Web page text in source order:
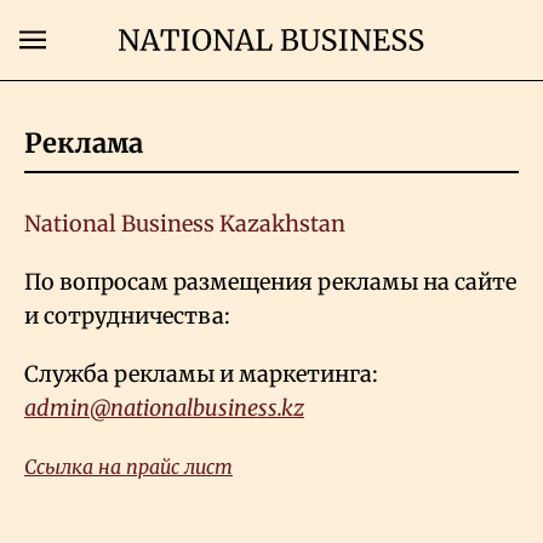
Главная
Бизнес
Рынки
Технологии
Реклама
National Business Kazakhstan
По вопросам размещения рекламы на сайте
и сотрудничества:
Служба рекламы и маркетинга:
admin@nationalbusiness.kz
Ссылка на прайс лист